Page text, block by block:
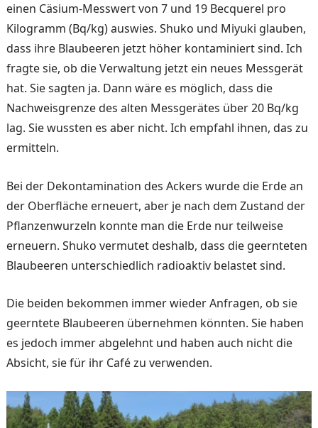
einen Cäsium-Messwert von 7 und 19 Becquerel pro
Kilogramm (Bq/kg) auswies. Shuko und Miyuki glauben,
dass ihre Blaubeeren jetzt höher konta­miniert sind. Ich
fragte sie, ob die Verwaltung jetzt ein neues Messgerät
hat. Sie sagten ja. Dann wäre es mög­lich, dass die
Nachweisgrenze des alten Messgerätes über 20 Bq/kg
lag. Sie wussten es aber nicht. Ich empfahl ihnen, das zu
er­mitteln.
Bei der Dekontamination des Ackers wurde die Erde an
der Oberfläche erneuert, aber je nach dem Zustand der
Pflan­zenwurzeln konnte man die Erde nur teilweise
erneu­ern. Shuko vermutet deshalb, dass die geernteten
Blaubee­ren unterschiedlich radioaktiv belastet sind.
Die beiden bekommen immer wieder Anfragen, ob sie
ge­erntete Blaubeeren überneh­men könnten. Sie haben
es je­doch immer abgelehnt und haben auch nicht die
Absicht, sie für ihr Café zu verwenden.